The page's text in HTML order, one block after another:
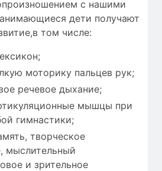
с нашими
дети получают
том числе:
моторику пальцев рук;
речевое дыхание;
мышцы при
гимнастики;
творческое
мыслительный
и зрительное